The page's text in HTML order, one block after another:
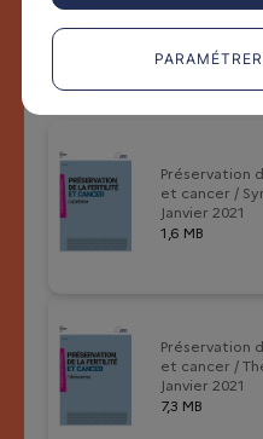
TÉLÉCHARGEMENTS
Préservation
et cancer /
Janvier 2021
1,6 MB
Préservation
et cancer /
Janvier 2021
7,3 MB